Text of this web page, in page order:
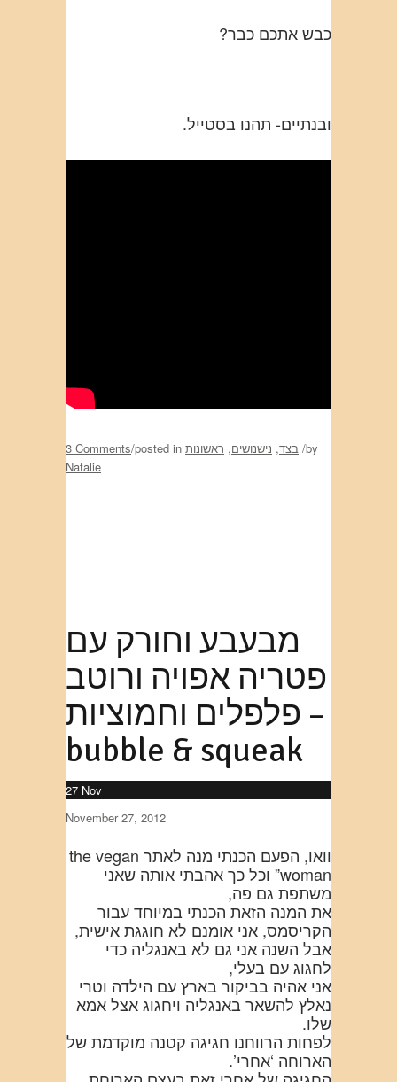
כבש אתכם כבר?
ובנתיים- תהנו בסטייל.
3 Comments/posted in בצד, נישנושים, ראשונות /by
Natalie
מבעבע וחורק עם
פטריה אפויה ורוטב
פלפלים וחמוציות –
bubble & squeak
27 Nov
November 27, 2012
וואו, הפעם הכנתי מנה לאתר the vegan
woman” וכל כך אהבתי אותה שאני
משתפת גם פה,
את המנה הזאת הכנתי במיוחד עבור
הקריסמס, אני אומנם לא חוגגת אישית,
אבל השנה אני גם לא באנגליה כדי
לחגוג עם בעלי,
אני אהיה בביקור בארץ עם הילדה וטרי
נאלץ להשאר באנגליה ויחגוג אצל אמא
שלו.
לפחות הרווחנו חגיגה קטנה מוקדמת של
הארוחה ‘אחרי’.